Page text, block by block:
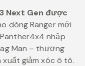
Next Gen được
dòng Ranger mới
nhập
Man – thương
xuất giảm xóc ô tô.